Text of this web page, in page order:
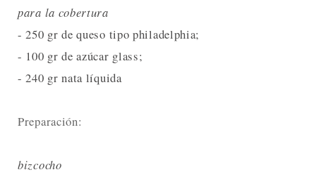
para la cobertura
- 250 gr de queso tipo philadelphia;
- 100 gr de azúcar glass;
- 240 gr nata líquida
Preparación:
bizcocho